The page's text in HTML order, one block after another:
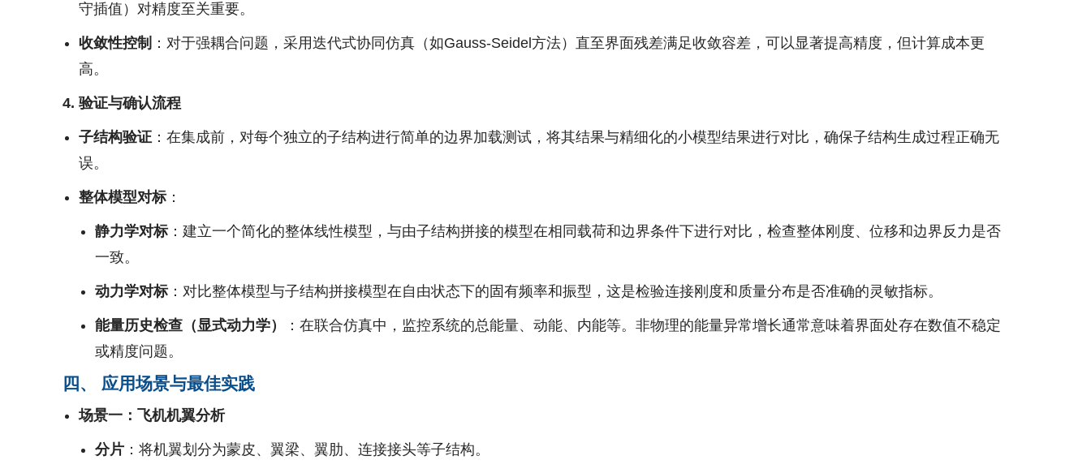
守插值）对精度至关重要。
收敛性控制 ：对于强耦合问题，采用迭代式协同仿真（如Gauss-Seidel方法）直至界面残差满足收敛容差，可以显著提高精度，但计算成本更
高。
4. 验证与确认流程
子结构验证 ：在集成前，对每个独立的子结构进行简单的边界加载测试，将其结果与精细化的小模型结果进行对比，确保子结构生成过程正确无
误。
整体模型对标：
静力学对标：建立一个简化的整体线性模型，与由子结构拼接的模型在相同载荷和边界条件下进行对比，检查整体刚度、位移和边界反力是否
一致。
动力学对标：对比整体模型与子结构拼接模型在自由状态下的固有频率和振型，这是检验连接刚度和质量分布是否准确的灵敏指标。
能量历史检查（显式动力学）
：在联合仿真中，监控系统的总能量、动能、内能等。非物理的能量异常增长通常意味着界面处存在数值不稳定
或精度问题。
四、 应用场景与最佳实践
场景一：飞机机翼分析
分片 ：将机翼划分为蒙皮、翼梁、翼肋、连接接头等子结构。